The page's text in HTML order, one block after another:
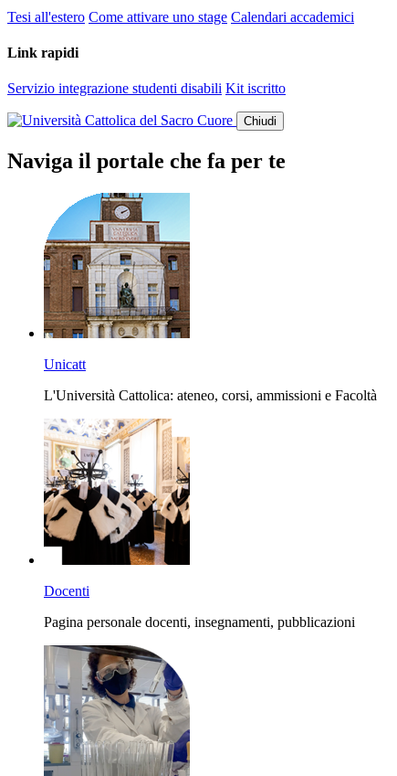
Tesi all'estero Come attivare uno stage Calendari accademici
Link rapidi
Servizio integrazione studenti disabili Kit iscritto
Chiudi
Naviga il portale che fa per te
Unicatt
L'Università Cattolica: ateneo, corsi, ammissioni e Facoltà
Docenti
Pagina personale docenti, insegnamenti, pubblicazioni